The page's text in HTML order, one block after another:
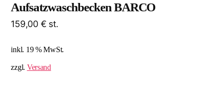
Aufsatzwaschbecken BARCO
159,00 € st.
inkl. 19 % MwSt.
zzgl. Versand